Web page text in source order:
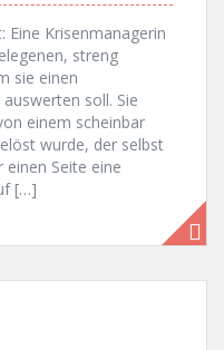
Krisenmanagerin
streng
sie einen
soll. Sie
einem scheinbar
wurde, der selbst
Seite eine
[…]